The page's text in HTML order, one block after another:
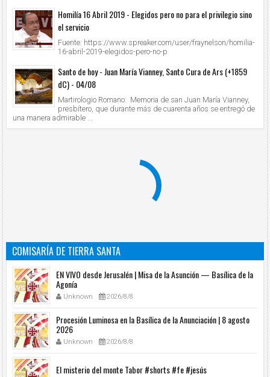
Homilía 16 Abril 2019 - Elegidos pero no para el privilegio sino
el servicio
Fuente: https://www.spreaker.com/user/fraynelson/homilia-
16-abril-2019-elegidos-pero-no-p
Santo de hoy - Juan María Vianney, Santo Cura de Ars (+1859
dC) - 04/08
Martirologio Romano: Memoria de san Juan María Vianney,
presbítero, que durante más de cuarenta años se entregó de
una manera admirable ...
COMISARÍA DE TIERRA SANTA
EN VIVO desde Jerusalén | Misa de la Asunción — Basílica de la
Agonía
Unknown 2026/8/8
Procesión Luminosa en la Basílica de la Anunciación | 8 agosto
2026
Unknown 2026/8/8
El misterio del monte Tabor #shorts #fe #jesús